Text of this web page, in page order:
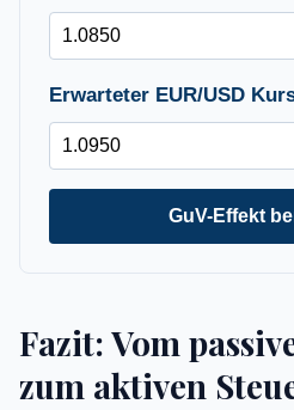
Erwarteter EUR/USD
GuV-Effekt
Fazit: Vom
zum aktiven